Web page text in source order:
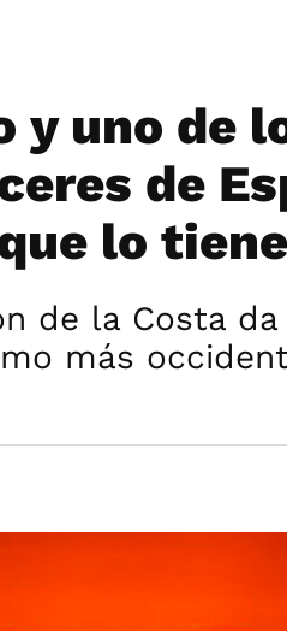
y uno de
de
lo
de la Costa
más